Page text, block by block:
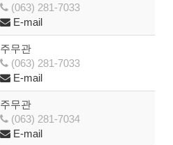
(063) 281-7033
E-mail
주무관
(063) 281-7033
E-mail
주무관
(063) 281-7034
E-mail